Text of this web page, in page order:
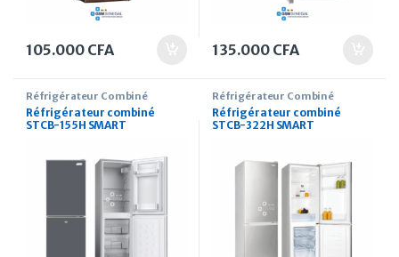
105.000 CFA 135.000 CFA
Réfrigérateur Combiné
Réfrigérateur combiné
STCB-155H SMART
Réfrigérateur Combiné
Réfrigérateur combiné
STCB-322H SMART